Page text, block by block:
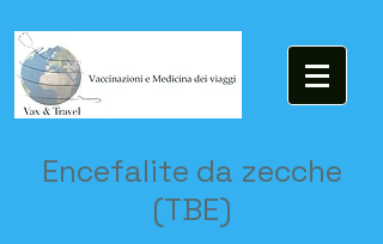
Encefalite da zecche
(TBE)